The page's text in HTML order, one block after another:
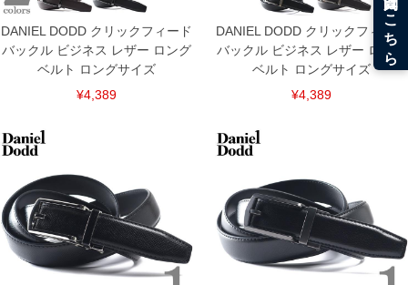
DETAIL
DANIEL DODD クリックフィード
バックル ビジネス レザー ロング
ベルト ロングサイズ
¥4,389
DANIEL DODD クリックフィード
バックル ビジネス レザー ロング
ベルト ロングサイズ
¥4,389